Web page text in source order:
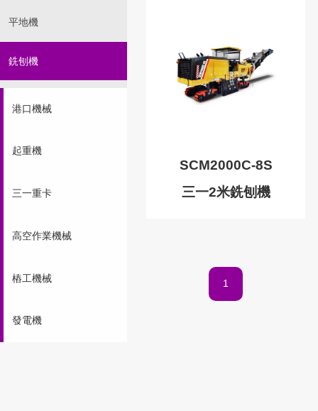
平地機
銑刨機
港口機械
起重機
三一重卡
高空作業機械
樁工機械
發電機
SCM2000C-8S
三一2米銑刨機
1